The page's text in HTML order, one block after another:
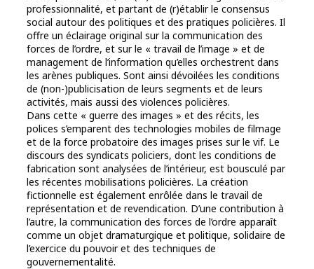
professionnalité, et partant de (r)établir le consensus
social autour des politiques et des pratiques policières. Il
offre un éclairage original sur la communication des
forces de l’ordre, et sur le « travail de l’image » et de
management de l’information qu’elles orchestrent dans
les arènes publiques. Sont ainsi dévoilées les conditions
de (non-)publicisation de leurs segments et de leurs
activités, mais aussi des violences policières.
Dans cette « guerre des images » et des récits, les
polices s’emparent des technologies mobiles de filmage
et de la force probatoire des images prises sur le vif. Le
discours des syndicats policiers, dont les conditions de
fabrication sont analysées de l’intérieur, est bousculé par
les récentes mobilisations policières. La création
fictionnelle est également enrôlée dans le travail de
représentation et de revendication. D’une contribution à
l’autre, la communication des forces de l’ordre apparaît
comme un objet dramaturgique et politique, solidaire de
l’exercice du pouvoir et des techniques de
gouvernementalité.